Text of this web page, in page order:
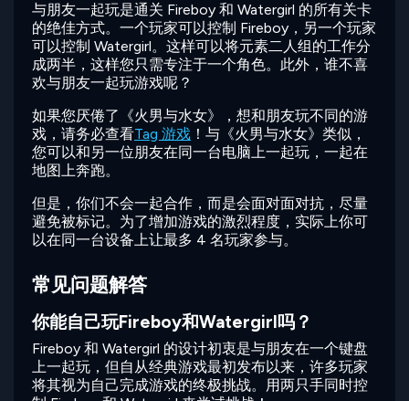
与朋友一起玩是通关 Fireboy 和 Watergirl 的所有关卡
的绝佳方式。一个玩家可以控制 Fireboy，另一个玩家
可以控制 Watergirl。这样可以将元素二人组的工作分
成两半，这样您只需专注于一个角色。此外，谁不喜
欢与朋友一起玩游戏呢？
如果您厌倦了《火男与水女》，想和朋友玩不同的游
戏，请务必查看Tag 游戏 ！与《火男与水女》类似，
您可以和另一位朋友在同一台电脑上一起玩，一起在
地图上奔跑。
但是，你们不会一起合作，而是会面对面对抗，尽量
避免被标记。为了增加游戏的激烈程度，实际上你可
以在同一台设备上让最多 4 名玩家参与。
常见问题解答
你能自己玩Fireboy和Watergirl吗？
Fireboy 和 Watergirl 的设计初衷是与朋友在一个键盘
上一起玩，但自从经典游戏最初发布以来，许多玩家
将其视为自己完成游戏的终极挑战。用两只手同时控